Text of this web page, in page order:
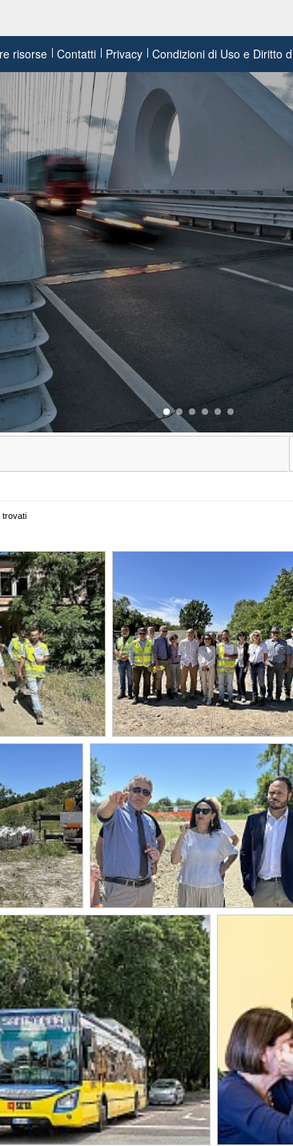
risorse Contatti Privacy Condizioni di Uso e Diritto
trovati